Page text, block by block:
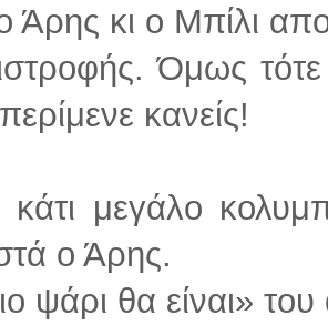
Άρης κι ο Μπίλι
Όμως
κανείς!
κάτι μεγάλο
ο Άρης.
ψάρι θα είναι»